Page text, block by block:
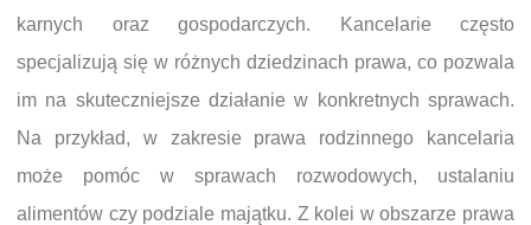
karnych oraz gospodarczych. Kancelarie często
specjalizują się w różnych dziedzinach prawa, co pozwala
im na skuteczniejsze działanie w konkretnych sprawach.
Na przykład, w zakresie prawa rodzinnego kancelaria
może pomóc w sprawach rozwodowych, ustalaniu
alimentów czy podziale majątku. Z kolei w obszarze prawa